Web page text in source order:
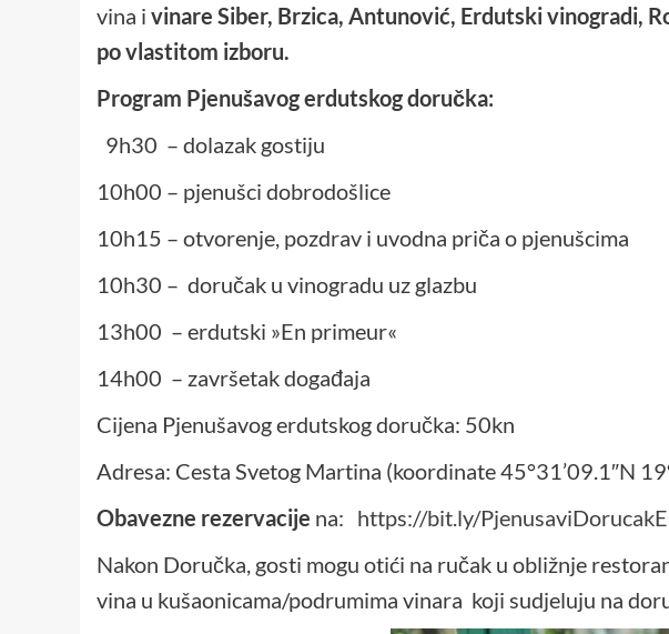
vina i vinare Siber, Brzica, Antunović, Erdutski vinogradi,
po vlastitom izboru.
Program Pjenušavog erdutskog doručka:
9h30 – dolazak gostiju
10h00 – pjenušci dobrodošlice
10h15 – otvorenje, pozdrav i uvodna priča o pjenušcima
10h30 – doručak u vinogradu uz glazbu
13h00 – erdutski »En primeur«
14h00 – završetak događaja
Cijena Pjenušavog erdutskog doručka: 50kn
Adresa: Cesta Svetog Martina (koordinate 45°31’09.1″N
Obavezne rezervacije na: https://bit.ly/
Nakon Doručka, gosti mogu otići na ručak u obližnje
vina u kušaonicama/podrumima vinara koji sudjeluju na